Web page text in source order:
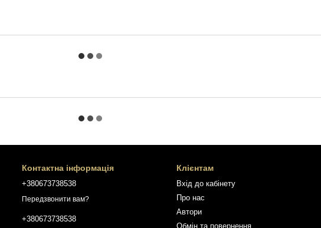
Контактна інформація
+380673738538
Передзвонити вам?
+380673738538
Клієнтам
Вхід до кабінету
Про нас
Автори
Обмін та повернення